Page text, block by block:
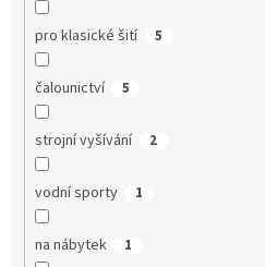
pro klasické šití 5
čalounictví 5
strojní vyšívání 2
vodní sporty 1
na nábytek 1